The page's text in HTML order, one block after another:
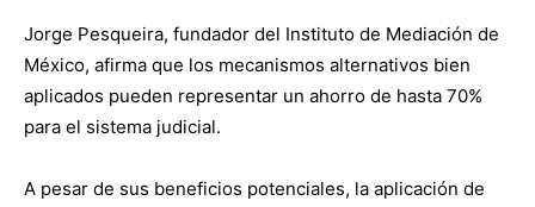
Jorge Pesqueira, fundador del Instituto de Mediación de
México, afirma que los mecanismos alternativos bien
aplicados pueden representar un ahorro de hasta 70%
para el sistema judicial.
A pesar de sus beneficios potenciales, la aplicación de